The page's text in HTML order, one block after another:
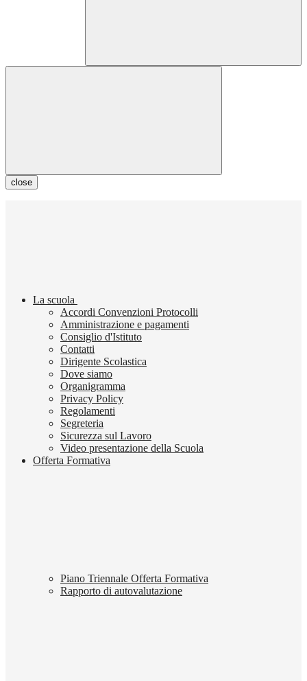
close
La scuola
Accordi Convenzioni Protocolli
Amministrazione e pagamenti
Consiglio d'Istituto
Contatti
Dirigente Scolastica
Dove siamo
Organigramma
Privacy Policy
Regolamenti
Segreteria
Sicurezza sul Lavoro
Video presentazione della Scuola
Offerta Formativa
Piano Triennale Offerta Formativa
Rapporto di autovalutazione